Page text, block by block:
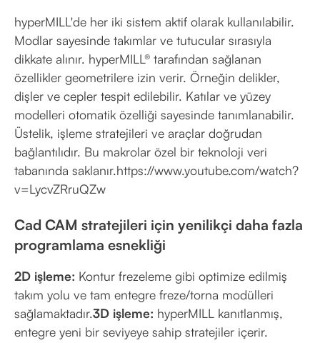
hyperMILL'de her iki sistem aktif olarak kullanılabilir.
Modlar sayesinde takımlar ve tutucular sırasıyla
dikkate alınır. hyperMILL® tarafından sağlanan
özellikler geometrilere izin verir. Örneğin delikler,
dişler ve cepler tespit edilebilir. Katılar ve yüzey
modelleri otomatik özelliği sayesinde tanımlanabilir.
Üstelik, işleme stratejileri ve araçlar doğrudan
bağlantılıdır. Bu makrolar özel bir teknoloji veri
tabanında saklanır.https://www.youtube.com/watch?
v=LycvZRruQZw
Cad CAM stratejileri için yenilikçi daha fazla
programlama esnekliği
2D işleme: Kontur frezeleme gibi optimize edilmiş
takım yolu ve tam entegre freze/torna modülleri
sağlamaktadır.3D işleme: hyperMILL kanıtlanmış,
entegre yeni bir seviyeye sahip stratejiler içerir.